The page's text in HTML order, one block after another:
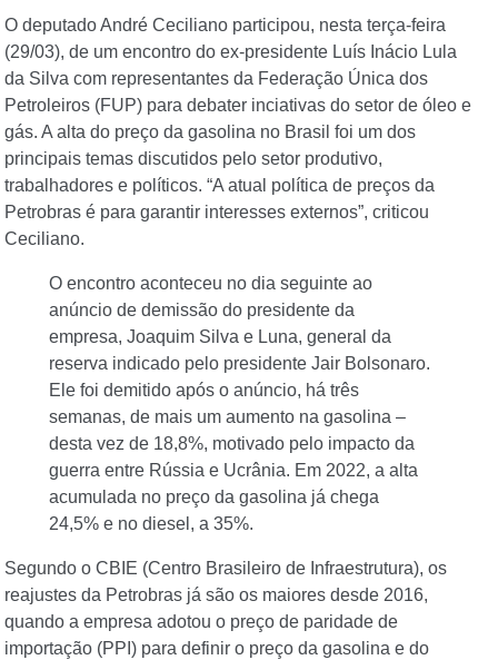
O deputado André Ceciliano participou, nesta terça-feira
(29/03), de um encontro do ex-presidente Luís Inácio Lula
da Silva com representantes da Federação Única dos
Petroleiros (FUP) para debater inciativas do setor de óleo e
gás. A alta do preço da gasolina no Brasil foi um dos
principais temas discutidos pelo setor produtivo,
trabalhadores e políticos. “A atual política de preços da
Petrobras é para garantir interesses externos”, criticou
Ceciliano.
O encontro aconteceu no dia seguinte ao
anúncio de demissão do presidente da
empresa, Joaquim Silva e Luna, general da
reserva indicado pelo presidente Jair Bolsonaro.
Ele foi demitido após o anúncio, há três
semanas, de mais um aumento na gasolina –
desta vez de 18,8%, motivado pelo impacto da
guerra entre Rússia e Ucrânia. Em 2022, a alta
acumulada no preço da gasolina já chega
24,5% e no diesel, a 35%.
Segundo o CBIE (Centro Brasileiro de Infraestrutura), os
reajustes da Petrobras já são os maiores desde 2016,
quando a empresa adotou o preço de paridade de
importação (PPI) para definir o preço da gasolina e do